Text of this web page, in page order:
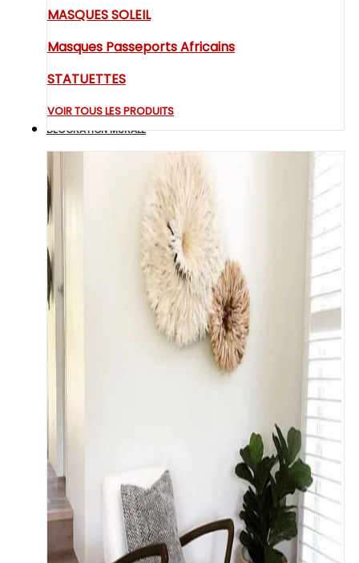
MASQUES SOLEIL
Masques Passeports Africains
STATUETTES
VOIR TOUS LES PRODUITS
DECORATION MURALE